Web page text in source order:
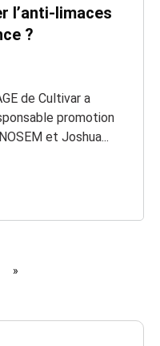
l’anti-limaces
?
de Cultivar a
promotion
et Joshua...
»